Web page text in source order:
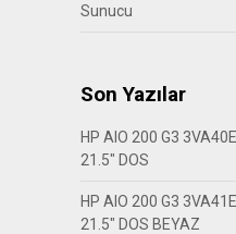
Sunucu
Son Yazılar
HP AIO 200 G3
21.5″ DOS
HP AIO 200 G3
21.5″ DOS BEYAZ